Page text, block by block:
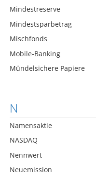
Mindestreserve
Mindestsparbetrag
Mischfonds
Mobile-Banking
Mündelsichere Papiere
N
Namensaktie
NASDAQ
Nennwert
Neuemission